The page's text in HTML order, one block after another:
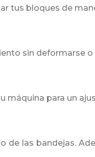
tus bloques de
sin deformarse
máquina para un
de las bandejas.